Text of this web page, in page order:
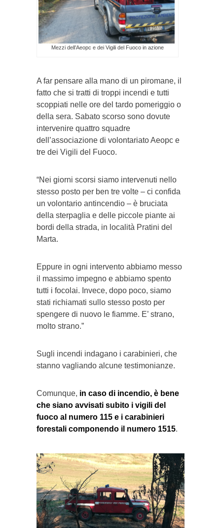
Mezzi dell’Aeopc e dei Vigili del Fuoco in azione
A far pensare alla mano di un piromane, il
fatto che si tratti di troppi incendi e tutti
scoppiati nelle ore del tardo pomeriggio o
della sera. Sabato scorso sono dovute
intervenire quattro squadre
dell’associazione di volontariato Aeopc e
tre dei Vigili del Fuoco.
“Nei giorni scorsi siamo intervenuti nello
stesso posto per ben tre volte – ci confida
un volontario antincendio – è bruciata
della sterpaglia e delle piccole piante ai
bordi della strada, in località Pratini del
Marta.
Eppure in ogni intervento abbiamo messo
il massimo impegno e abbiamo spento
tutti i focolai. Invece, dopo poco, siamo
stati richiamati sullo stesso posto per
spengere di nuovo le fiamme. E’ strano,
molto strano.”
Sugli incendi indagano i carabinieri, che
stanno vagliando alcune testimonianze.
Comunque, in caso di incendio, è bene
che siano avvisati subito i vigili del
fuoco al numero 115 e i carabinieri
forestali componendo il numero 1515.